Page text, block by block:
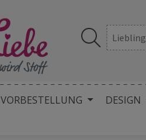
VORBESTELLUNG DESIGN